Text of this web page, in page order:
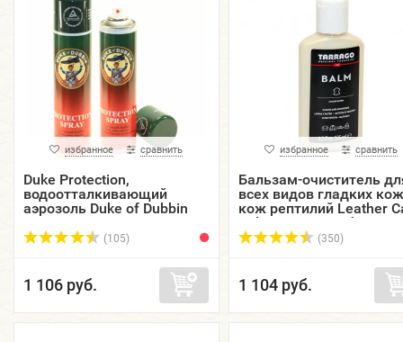
избранное сравнить
Duke Protection,
водоотталкивающий
аэрозоль Duke of Dubbin
текстиля, 400 мл.
(105)
1 106 руб.
избранное сравнить
Бальзам-очиститель
всех видов гладких
кож рептилий Leather
Balm TARRAGO, флакон,
125 мл.
(350)
1 104 руб.